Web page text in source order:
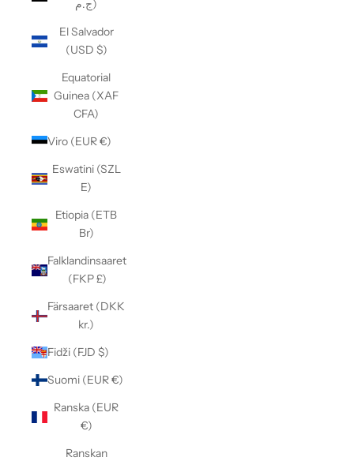
ج.م)
El Salvador
(USD $)
Equatorial
Guinea (XAF
CFA)
Viro (EUR €)
Eswatini (SZL
E)
Etiopia (ETB
Br)
Falklandinsaaret
(FKP £)
Färsaaret (DKK
kr.)
Fidži (FJD $)
Suomi (EUR €)
Ranska (EUR
€)
Ranskan